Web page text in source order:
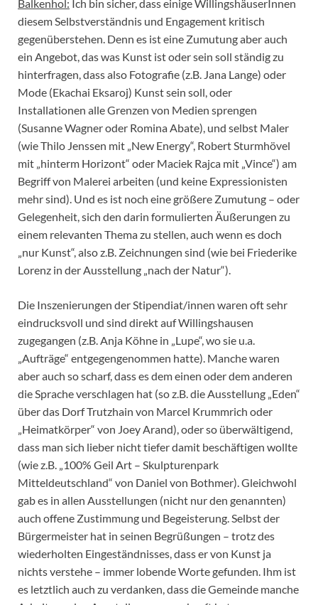
Balkenhol: Ich bin sicher, dass einige WillingshäuserInnen
diesem Selbstverständnis und Engagement kritisch
gegenüberstehen. Denn es ist eine Zumutung aber auch
ein Angebot, das was Kunst ist oder sein soll ständig zu
hinterfragen, dass also Fotografie (z.B. Jana Lange) oder
Mode (Ekachai Eksaroj) Kunst sein soll, oder
Installationen alle Grenzen von Medien sprengen
(Susanne Wagner oder Romina Abate), und selbst Maler
(wie Thilo Jenssen mit „New Energy“, Robert Sturmhövel
mit „hinterm Horizont“ oder Maciek Rajca mit „Vince“) am
Begriff von Malerei arbeiten (und keine Expressionisten
mehr sind). Und es ist noch eine größere Zumutung – oder
Gelegenheit, sich den darin formulierten Äußerungen zu
einem relevanten Thema zu stellen, auch wenn es doch
„nur Kunst“, also z.B. Zeichnungen sind (wie bei Friederike
Lorenz in der Ausstellung „nach der Natur“).
Die Inszenierungen der Stipendiat/innen waren oft sehr
eindrucksvoll und sind direkt auf Willingshausen
zugegangen (z.B. Anja Köhne in „Lupe“, wo sie u.a.
„Aufträge“ entgegengenommen hatte). Manche waren
aber auch so scharf, dass es dem einen oder dem anderen
die Sprache verschlagen hat (so z.B. die Ausstellung „Eden“
über das Dorf Trutzhain von Marcel Krummrich oder
„Heimatkörper“ von Joey Arand), oder so überwältigend,
dass man sich lieber nicht tiefer damit beschäftigen wollte
(wie z.B. „100% Geil Art – Skulpturenpark
Mitteldeutschland“ von Daniel von Bothmer). Gleichwohl
gab es in allen Ausstellungen (nicht nur den genannten)
auch offene Zustimmung und Begeisterung. Selbst der
Bürgermeister hat in seinen Begrüßungen – trotz des
wiederholten Eingeständnisses, dass er von Kunst ja
nichts verstehe – immer lobende Worte gefunden. Ihm ist
es letztlich auch zu verdanken, dass die Gemeinde manche